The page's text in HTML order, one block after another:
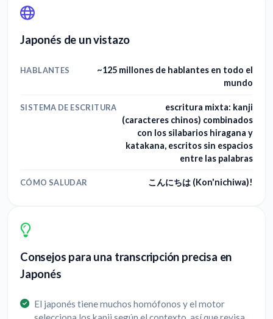
Japonés de un vistazo
HABLANTES
~125 millones de hablantes en todo el
mundo
SISTEMA DE ESCRITURA
escritura mixta: kanji
(caracteres chinos) combinados
con los silabarios hiragana y
katakana, escritos sin espacios
entre las palabras
CÓMO SALUDAR こんにちは (Kon'nichiwa)!
Consejos para una transcripción precisa en
Japonés
El japonés tiene muchos homófonos y el motor